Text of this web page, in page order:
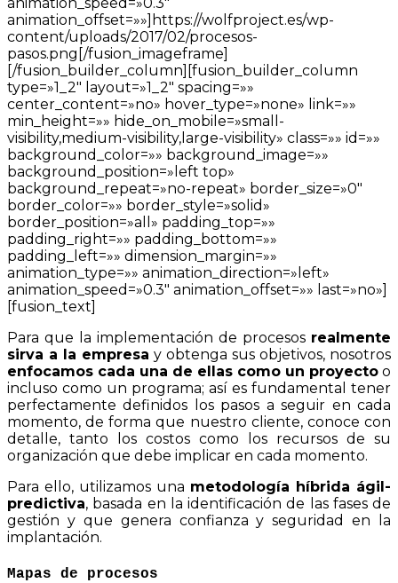
animation_offset=»»]https://wolfproject.es/wp-
content/uploads/2017/02/procesos-
pasos.png[/fusion_imageframe]
[/fusion_builder_column][fusion_builder_column
type=»1_2″ layout=»1_2″ spacing=»»
center_content=»no» hover_type=»none» link=»»
min_height=»» hide_on_mobile=»small-
visibility,medium-visibility,large-visibility» class=»» id=»»
background_color=»» background_image=»»
background_position=»left top»
background_repeat=»no-repeat» border_size=»0″
border_color=»» border_style=»solid»
border_position=»all» padding_top=»»
padding_right=»» padding_bottom=»»
padding_left=»» dimension_margin=»»
animation_type=»» animation_direction=»left»
animation_speed=»0.3″ animation_offset=»» last=»no»]
[fusion_text]
Para que la implementación de procesos realmente
sirva a la empresa y obtenga sus objetivos, nosotros
enfocamos cada una de ellas como un proyecto o
incluso como un programa; así es fundamental tener
perfectamente definidos los pasos a seguir en cada
momento, de forma que nuestro cliente, conoce con
detalle, tanto los costos como los recursos de su
organización que debe implicar en cada momento.
Para ello, utilizamos una metodología híbrida ágil-
predictiva, basada en la identificación de las fases de
gestión y que genera confianza y seguridad en la
implantación.
Mapas de procesos